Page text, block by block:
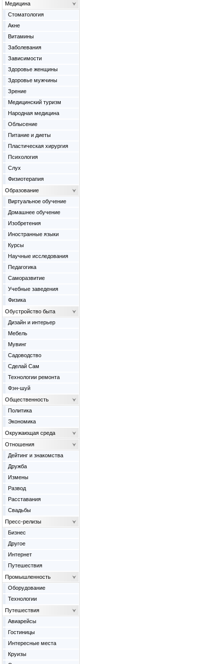
Медицина
Cтоматология
Акне
Витамины
Заболевания
Зависимости
Здоровье женщины
Здоровье мужчины
Зрение
Медицинский туризм
Народная медицина
Облысение
Питание и диеты
Пластическая хирургия
Психология
Слух
Физиотерапия
Образование
Виртуальное обучение
Домашнее обучение
Изобретения
Иностранные языки
Курсы
Научные исследования
Педагогика
Саморазвитие
Учебные заведения
Физика
Обустройство быта
Дизайн и интерьер
Мебель
Мувинг
Садоводство
Сделай Сам
Технологии ремонта
Фэн-шуй
Общественность
Политика
Экономика
Окружающая среда
Отношения
Дейтинг и знакомства
Дружба
Измены
Развод
Расставания
Свадьбы
Пресс-релизы
Бизнес
Другое
Интернет
Путешествия
Промышленность
Оборудование
Технологии
Путешествия
Авиарейсы
Гостиницы
Интересные места
Круизы